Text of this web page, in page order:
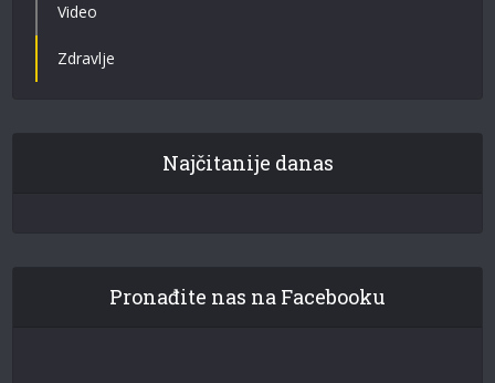
Video
Zdravlje
Najčitanije danas
Pronađite nas na Facebooku